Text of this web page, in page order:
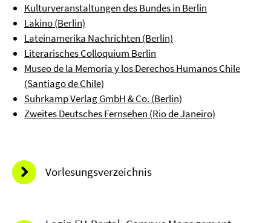
Kulturveranstaltungen des Bundes in Berlin
Lakino (Berlin)
Lateinamerika Nachrichten (Berlin)
Literarisches Colloquium Berlin
Museo de la Memoria y los Derechos Humanos Chile
(Santiago de Chile)
Suhrkamp Verlag GmbH & Co. (Berlin)
Zweites Deutsches Fernsehen (Rio de Janeiro)
Vorlesungsverzeichnis